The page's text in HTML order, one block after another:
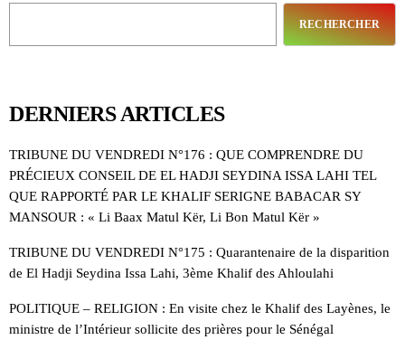
RECHERCHER
DERNIERS ARTICLES
TRIBUNE DU VENDREDI N°176 : QUE COMPRENDRE DU
PRÉCIEUX CONSEIL DE EL HADJI SEYDINA ISSA LAHI TEL
QUE RAPPORTÉ PAR LE KHALIF SERIGNE BABACAR SY
MANSOUR : « Li Baax Matul Kër, Li Bon Matul Kër »
TRIBUNE DU VENDREDI N°175 : Quarantenaire de la disparition
de El Hadji Seydina Issa Lahi, 3ème Khalif des Ahloulahi
POLITIQUE – RELIGION : En visite chez le Khalif des Layènes, le
ministre de l’Intérieur sollicite des prières pour le Sénégal